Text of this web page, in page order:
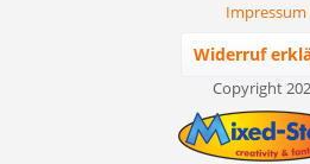
Impressum
Widerruf
Copyright